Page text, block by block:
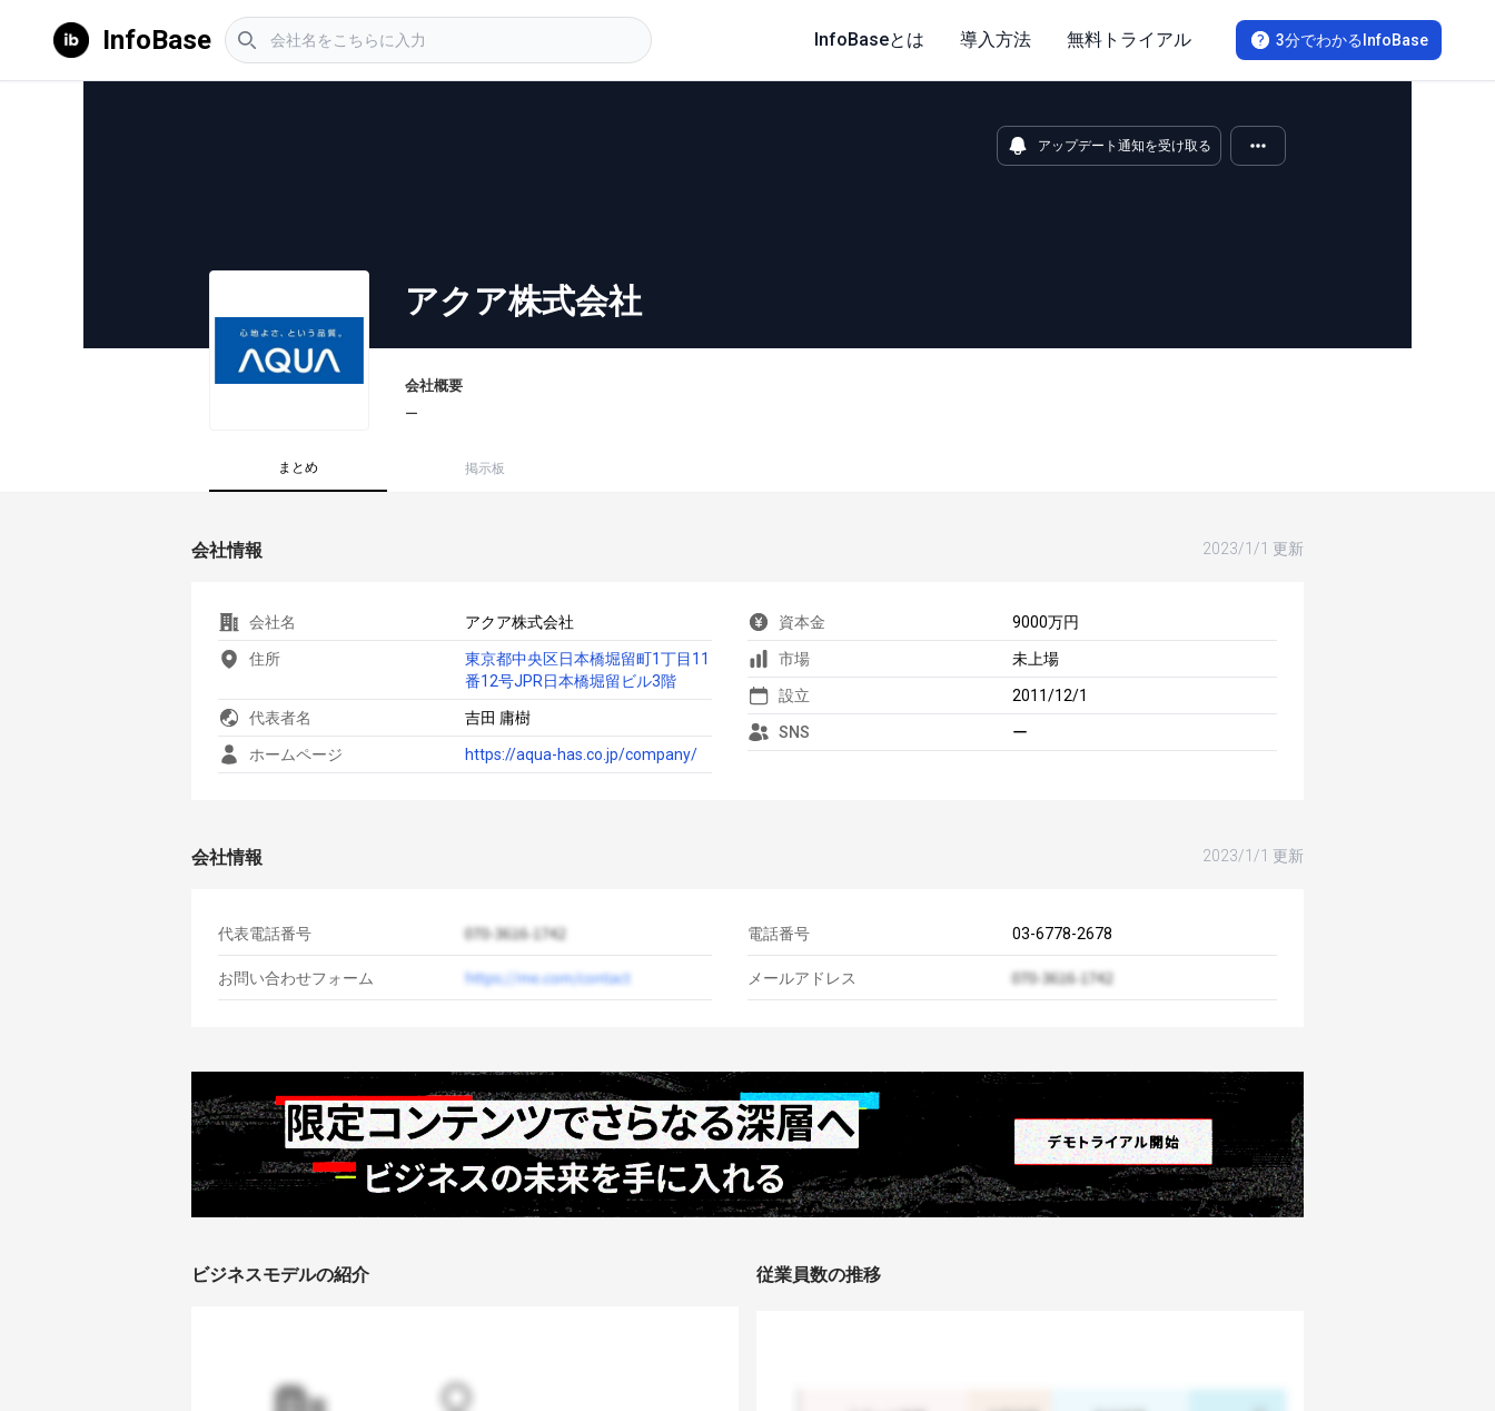
InfoBase 3分でわかるInfoBase
InfoBaseとは 導入方法 無料トライアル
アップデート通知を受け取る
アクア株式会社
会社概要
ー
まとめ 掲示板
会社情報 2023/1/1 更新
会社名 アクア株式会社
住所
東京都中央区日本橋堀留町1丁目11
番12号JPR日本橋堀留ビル3階
代表者名 吉田 庸樹
ホームページ https://aqua-has.co.jp/company/
資本金 9000万円
市場 未上場
設立 2011/12/1
SNS ー
会社情報 2023/1/1 更新
代表電話番号
お問い合わせフォーム
電話番号 03-6778-2678
メールアドレス
ビジネスモデルの紹介 従業員数の推移